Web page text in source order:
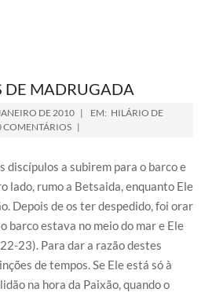
DE MADRUGADA
DE 2010 EM: HILÁRIO DE
COMENTÁRIOS
discípulos a subirem para o barco e
lado, rumo a Betsaida, enquanto Ele
Depois de os ter despedido, foi orar
barco estava no meio do mar e Ele
23). Para dar a razão destes
de tempos. Se Ele está só à
na hora da Paixão, quando o